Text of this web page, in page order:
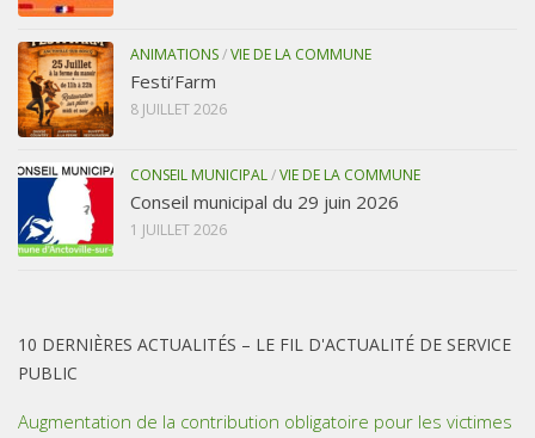
ANIMATIONS/VIE DE LA COMMUNE
Festi’Farm
8 JUILLET 2026
CONSEIL MUNICIPAL/VIE DE LA COMMUNE
Conseil municipal du 29 juin 2026
1 JUILLET 2026
10 DERNIÈRES ACTUALITÉS – LE FIL D'ACTUALITÉ DE SERVICE
PUBLIC
Augmentation de la contribution obligatoire pour les victimes